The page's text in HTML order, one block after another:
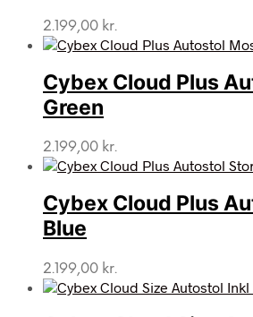
2.199,00 kr.
Cybex Cloud Plus
Green
2.199,00 kr.
Cybex Cloud Plus
Blue
2.199,00 kr.